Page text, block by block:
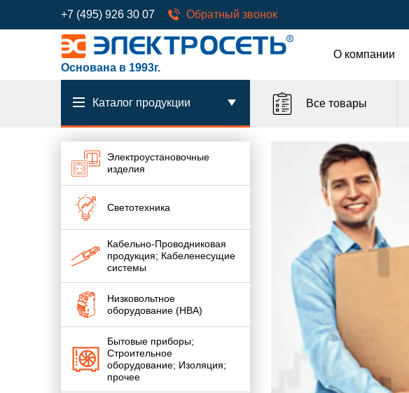
+7 (495) 926 30 07 Обратный звонок
Основана в 1993г.
О компании
Каталог продукции Все товары
Электроустановочные
изделия
Светотехника
Кабельно-Проводниковая
продукция; Кабеленесущие
системы
Низковольтное
оборудование (НВА)
Бытовые приборы;
Строительное
оборудование; Изоляция;
прочее